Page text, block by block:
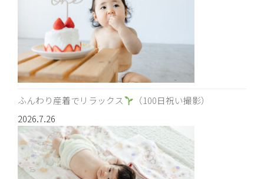
ふんわり産着でリラックス
（100日祝い撮影）
2026.7.26